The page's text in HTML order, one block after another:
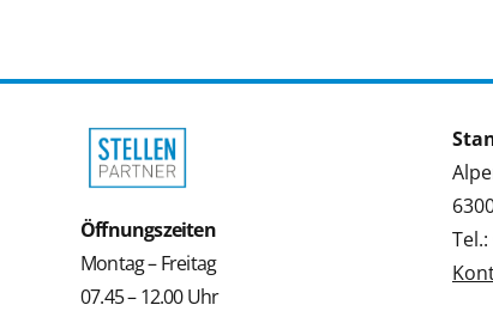
Öffnungszeiten
Montag – Freitag
07.45 – 12.00 Uhr